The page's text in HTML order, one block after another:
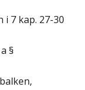
i 7 kap. 27-30
§